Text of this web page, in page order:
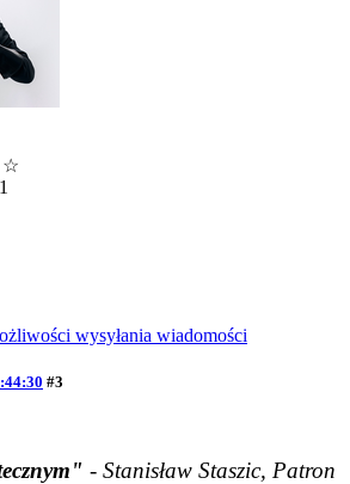
☆
wysyłania wiadomości
#3
- Stanisław Staszic, Patron